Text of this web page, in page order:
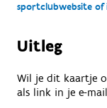
sportclubwebsite of
Uitleg
Wil je dit kaartje
als link in je e-